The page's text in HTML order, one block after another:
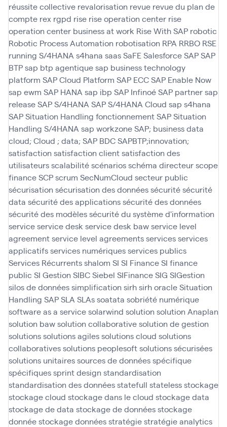
réussite collective revalorisation revue revue du plan de
compte rex rgpd rise rise operation center rise
operation center business at work Rise With SAP robotic
Robotic Process Automation robotisation RPA RRBO RSE
running S/4HANA s4hana saasSaFESalesforceSAPSAP
BTPsap btp agentiquesap business technology
platform SAP Cloud Platform SAP ECCSAP Enable Now
sap ewm SAP HANA sap ibp SAP InfinoéSAP partnersap
releaseSAP S/4HANA SAP S/4HANA Cloud sap s4hana
SAP Situation Handling fonctionnementSAP Situation
Handling S/4HANA sap workzoneSAP; business data
cloud; Cloud ; data; SAP BDCSAPBTP;innovation;
satisfaction satisfaction clientsatisfaction des
utilisateursscalabilitéscénariosschéma directeurscope
financeSCPscrum SecNumCloud secteur public
sécurisation sécurisation des donnéessécuritésécurité
data sécurité des applicationssécurité des données
sécurité des modèlessécurité du système d'information
serviceservice desk service desk bawservice level
agreementservice level agreementsservicesservices
applicatifsservices numériquesservices publics
Services Récurrentsshalom SI SI FinanceSI finance
public SI Gestion SIBCSiebel SIFinanceSIG SIGestion
silos de donnéessimplification sirhsirh oracleSituation
Handling SAPSLA SLAssoatata sobriété numérique
software as a servicesolarwind solution solution Anaplan
solution bawsolution collaborativesolution de gestion
solutionssolutions agilessolutions cloud solutions
collaborativessolutions peoplesoftsolutions sécurisées
solutions unitairessources de donnéesspécifique
spécifiquessprint design standardisation
standardisation des donnéesstatefull statelessstockage
stockage cloud stockage dans le cloud stockage data
stockage de data stockage de donnéesstockage
donnéestockage donnéesstratégiestratégie analytics